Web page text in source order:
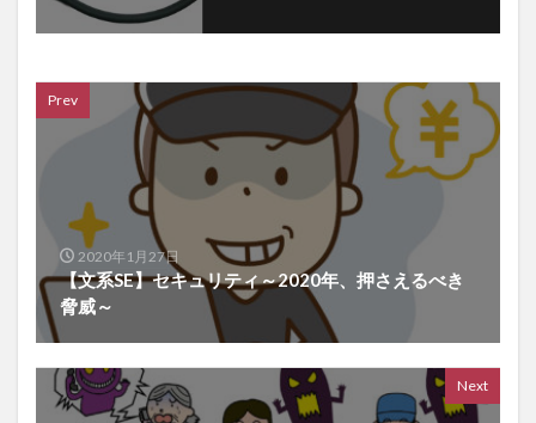
Prev
2020年1月27日
【文系SE】セキュリティ～2020年、押さえるべき
脅威～
Next